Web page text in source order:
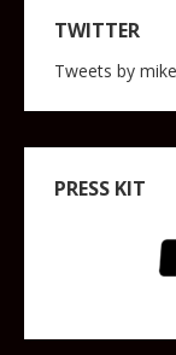
TWITTER
Tweets by
PRESS KIT